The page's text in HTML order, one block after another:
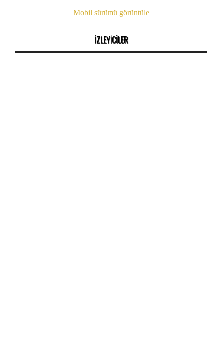
Mobil sürümü görüntüle
İZLEYİCİLER